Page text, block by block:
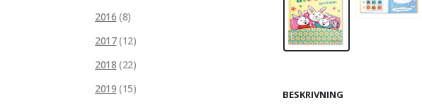
BESKRIVNING
2016 (8)
2017(12)
2018 (22)
2019 (15)